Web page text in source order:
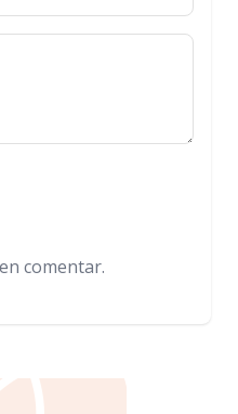
comentar.